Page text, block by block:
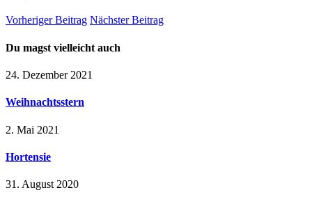
Vorheriger Beitrag Nächster Beitrag
Du magst vielleicht auch
24. Dezember 2021
Weihnachtsstern
2. Mai 2021
Hortensie
31. August 2020